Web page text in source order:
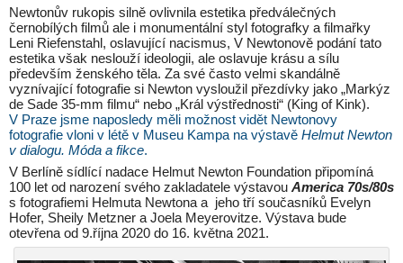
Newtonův rukopis silně ovlivnila estetika předválečných
černobílých filmů ale i monumentální styl fotografky a filmařky
Leni Riefenstahl, oslavující nacismus, V Newtonově podání tato
estetika však neslouží ideologii, ale oslavuje krásu a sílu
především ženského těla. Za své často velmi skandálně
vyznívající fotografie si Newton vysloužil přezdívky jako „Markýz
de Sade 35-mm filmu“ nebo „Král výstřednosti“ (King of Kink).
V Praze jsme naposledy měli možnost vidět Newtonovy
fotografie vloni v létě v Museu Kampa na výstavě Helmut Newton
v dialogu. Móda a fikce.
V Berlíně sídlící nadace Helmut Newton Foundation připomíná
100 let od narození svého zakladatele výstavou America 70s/80s
s fotografiemi Helmuta Newtona a jeho tří současníků Evelyn
Hofer, Sheily Metzner a Joela Meyerovitze. Výstava bude
otevřena od 9.října 2020 do 16. května 2021.